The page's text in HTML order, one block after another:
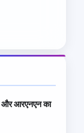
और आरएनएन का